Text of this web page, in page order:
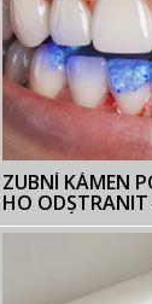
ZUBNÍ KÁMEN
HO ODSTRANIT
ZDRAVÉ ZUBY